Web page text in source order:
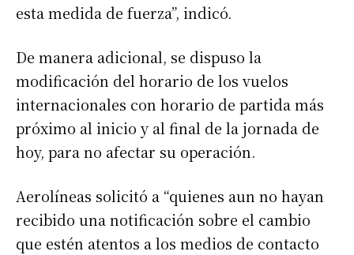
esta medida de fuerza”, indicó.
De manera adicional, se dispuso la
modificación del horario de los vuelos
internacionales con horario de partida más
próximo al inicio y al final de la jornada de
hoy, para no afectar su operación.
Aerolíneas solicitó a “quienes aun no hayan
recibido una notificación sobre el cambio
que estén atentos a los medios de contacto